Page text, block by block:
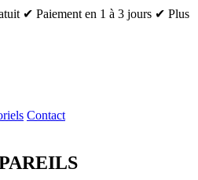
✔ Paiement en 1 à 3 jours ✔ Plus
Contact